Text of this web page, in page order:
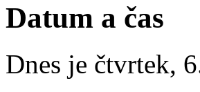
Datum a čas
Dnes je čtvrtek,